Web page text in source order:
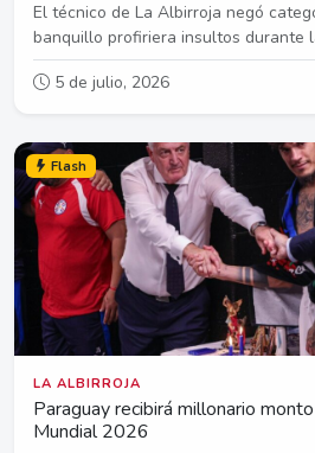
El técnico de La Albirroja negó
banquillo profiriera insultos durante
5 de julio, 2026
Flash
LA ALBIRROJA
Paraguay recibirá millonario
Mundial 2026